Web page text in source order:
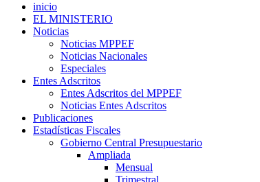
inicio
EL MINISTERIO
Noticias
Noticias MPPEF
Noticias Nacionales
Especiales
Entes Adscritos
Entes Adscritos del MPPEF
Noticias Entes Adscritos
Publicaciones
Estadísticas Fiscales
Gobierno Central Presupuestario
Ampliada
Mensual
Trimestral